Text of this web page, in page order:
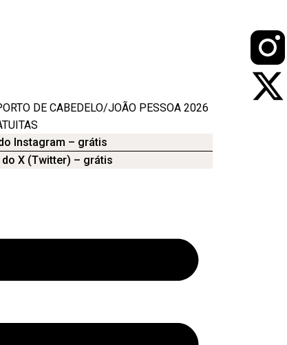
DE CABEDELO/JOÃO PESSOA 2026
Instagram – grátis
X (Twitter) – grátis